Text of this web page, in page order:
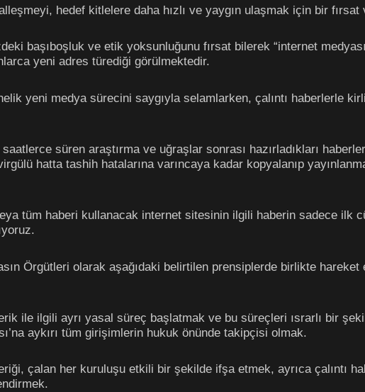
hedef kitlelere daha hızlı ve yaygın ulaşmak için bir
başıboşluk ve etik yoksunluğunu fırsat bilerek “internet
yeni adres türediği görülmektedir.
yeni medya sürecini saygıyla selamlarken, çalıntı haberlerle
süren araştırma ve uğraşlar sonrası hazırladıkları
hatta tashih hatalarına varıncaya kadar kopyalanıp
tüm haberi kullanacak internet sitesinin ilgili haberin sadece ilk
Örgütleri olarak aşağıdaki belirtilen prensiplerde birlikte
ile ilgili ayrı yasal süreç başlatmak ve bu süreçleri ısrarlı bir
aykırı tüm girişimlerin hukuk önünde takipçisi olmak.
çalan her kuruluşu etkili bir şekilde ifşa etmek, ayrıca çalıntı